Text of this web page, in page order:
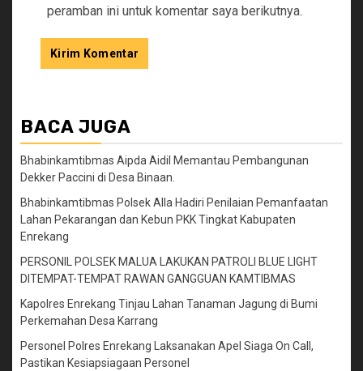
peramban ini untuk komentar saya berikutnya.
BACA JUGA
Bhabinkamtibmas Aipda Aidil Memantau Pembangunan
Dekker Paccini di Desa Binaan.
Bhabinkamtibmas Polsek Alla Hadiri Penilaian Pemanfaatan
Lahan Pekarangan dan Kebun PKK Tingkat Kabupaten
Enrekang
PERSONIL POLSEK MALUA LAKUKAN PATROLI BLUE LIGHT
DITEMPAT-TEMPAT RAWAN GANGGUAN KAMTIBMAS
Kapolres Enrekang Tinjau Lahan Tanaman Jagung di Bumi
Perkemahan Desa Karrang
Personel Polres Enrekang Laksanakan Apel Siaga On Call,
Pastikan Kesiapsiagaan Personel